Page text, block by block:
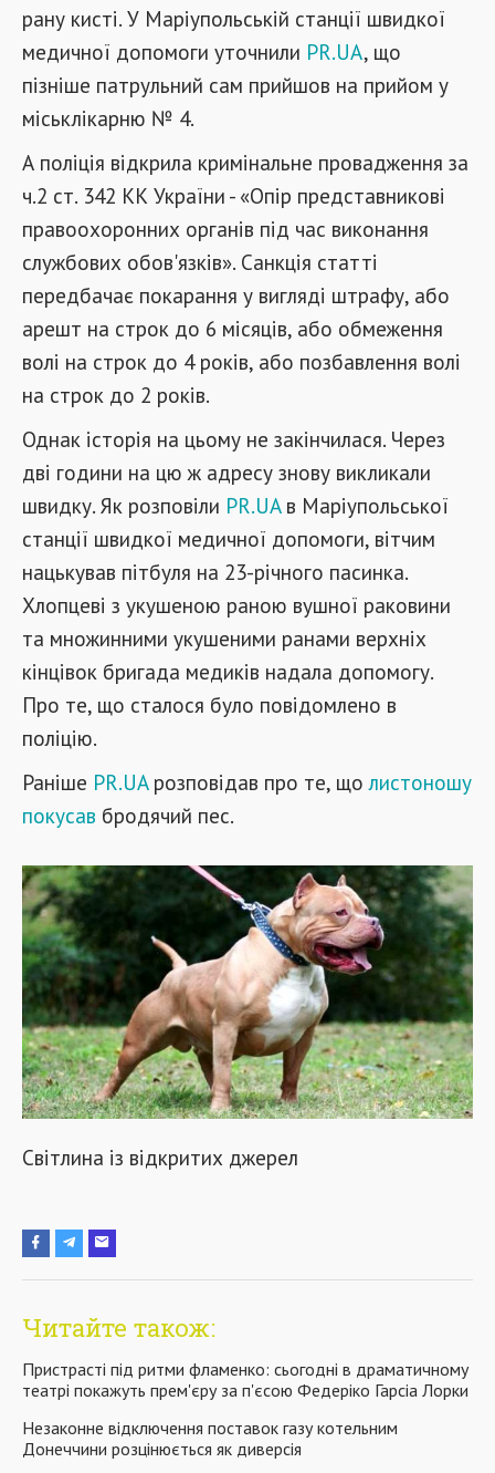
рану кисті. У Маріупольській станції швидкої
медичної допомоги уточнили PR.UA, що
пізніше патрульний сам прийшов на прийом у
міськлікарню № 4.
А поліція відкрила кримінальне провадження за
ч.2 ст. 342 КК України - «Опір представникові
правоохоронних органів під час виконання
службових обов'язків». Санкція статті
передбачає покарання у вигляді штрафу, або
арешт на строк до 6 місяців, або обмеження
волі на строк до 4 років, або позбавлення волі
на строк до 2 років.
Однак історія на цьому не закінчилася. Через
дві години на цю ж адресу знову викликали
швидку. Як розповіли PR.UAв Маріупольської
станції швидкої медичної допомоги, вітчим
нацькував пітбуля на 23-річного пасинка.
Хлопцеві з укушеною раною вушної раковини
та множинними укушеними ранами верхніх
кінцівок бригада медиків надала допомогу.
Про те, що сталося було повідомлено в
поліцію.
Раніше PR.UAрозповідав про те, що листоношу
покусав бродячий пес.
Cвітлина із відкритих джерел
Читайте також:
Пристрасті під ритми фламенко: сьогодні в драматичному
театрі покажуть прем'єру за п'єсою Федеріко Гарсіа Лорки
Незаконне відключення поставок газу котельним
Донеччини розцінюється як диверсія